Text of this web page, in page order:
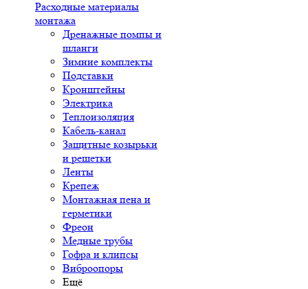
Расходные материалы
монтажа
Дренажные помпы и
шланги
Зимние комплекты
Подставки
Кронштейны
Электрика
Теплоизоляция
Кабель-канал
Защитные козырьки
и решетки
Ленты
Крепеж
Монтажная пена и
герметики
Фреон
Медные трубы
Гофра и клипсы
Виброопоры
Ещё